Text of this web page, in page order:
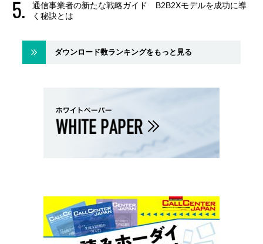
通信事業者の新たな戦略ガイド B2B2Xモデルを成功に導
く秘訣とは
ダウンロード数ランキングをもっと見る